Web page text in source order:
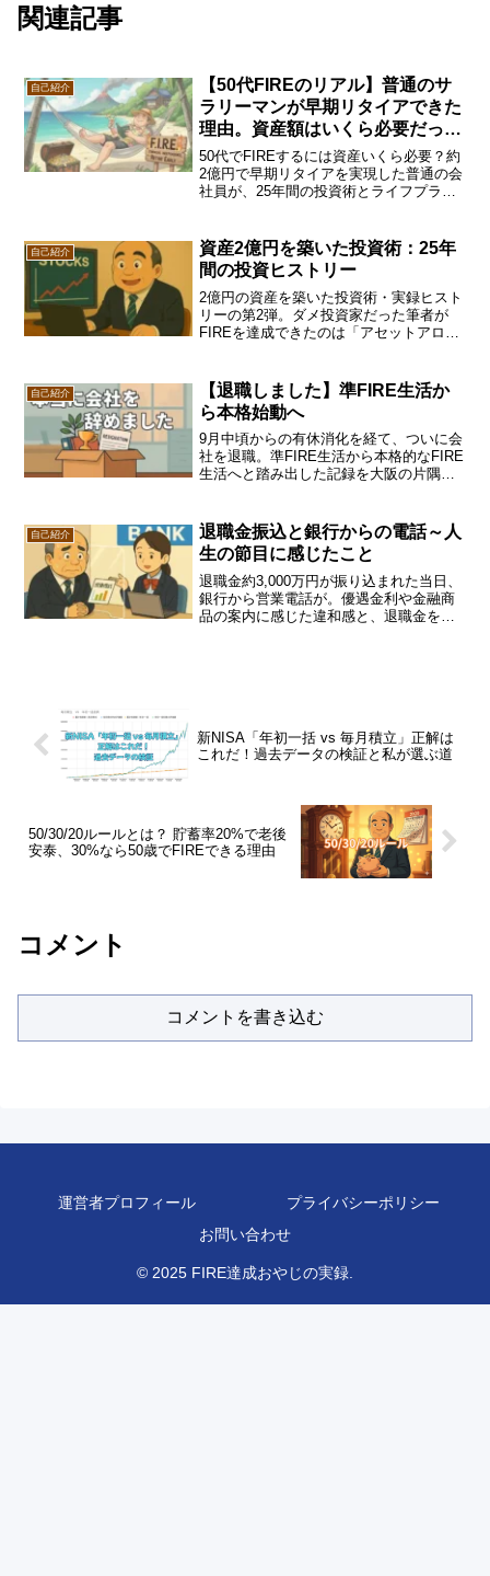
関連記事
自己紹介
【50代FIREのリアル】普通のサ
ラリーマンが早期リタイアできた
理由。資産額はいくら必要だっ
た？
50代でFIREするには資産いくら必要？約
2億円で早期リタイアを実現した普通の会
社員が、25年間の投資術とライフプラン
も解説。お金の不安を解消する続きをチ
ェック！
自己紹介
資産2億円を築いた投資術：25年
間の投資ヒストリー
2億円の資産を築いた投資術・実録ヒスト
リーの第2弾。ダメ投資家だった筆者が
FIREを達成できたのは「アセットアロケ
だった。成功への転換点を解説。
自己紹介
【退職しました】準FIRE生活か
ら本格始動へ
9月中頃からの有休消化を経て、ついに会
社を退職。準FIRE生活から本格的なFIRE
生活へと踏み出した記録を大阪の片隅か
自己紹介
退職金振込と銀行からの電話～人
生の節目に感じたこと
退職金約3,000万円が振り込まれた当日、
銀行から営業電話が。優遇金利や金融商
品の案内に感じた違和感と、退職金を守
新NISA「年初一括 vs 毎月積立」正解は
これだ！過去データの検証と私が選ぶ道
50/30/20ルールとは？ 貯蓄率20%で老後
安泰、30%なら50歳でFIREできる理由
コメント
コメントを書き込む
運営者プロフィール
プライバシーポリシー
お問い合わせ
© 2025 FIRE達成おやじの実録.